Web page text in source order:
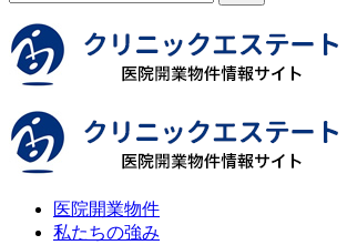
医院開業物件
私たちの強み